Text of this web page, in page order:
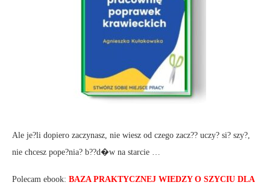
Ale je?li dopiero zaczynasz, nie wiesz od czego zacz?? uczy? si? szy?,
nie chcesz pope?nia? b??d�w na starcie …
Polecam ebook: BAZA PRAKTYCZNEJ WIEDZY O SZYCIU DLA